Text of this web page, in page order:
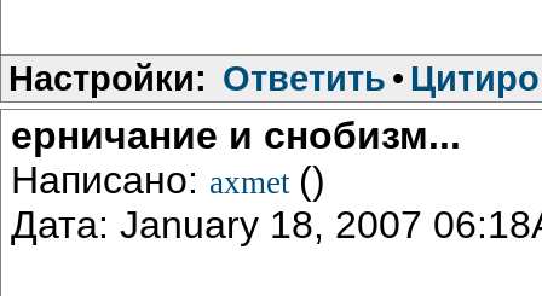
Настройки: Ответить •
ерничание и снобизм...
Написано: axmet ()
Дата: January 18, 2007